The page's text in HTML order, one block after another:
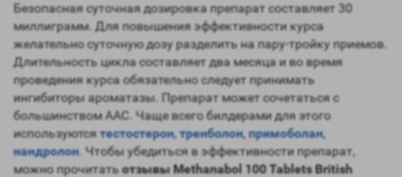
Безопасная суточная дозировка препарат составляет 30
миллиграмм. Для повышения эффективности курса
желательно суточную дозу разделить на пару-тройку приемов.
Длительность цикла составляет два месяца и во время
проведения курса обязательно следует принимать
ингибиторы ароматазы. Препарат может сочетаться с
большинством ААС. Чаще всего билдерами для этого
используютсятестостерон, тренболон, примоболан,
нандролон. Чтобы убедиться в эффективности препарат,
можно прочитатьотзывы Methanabol 100 Tablets British